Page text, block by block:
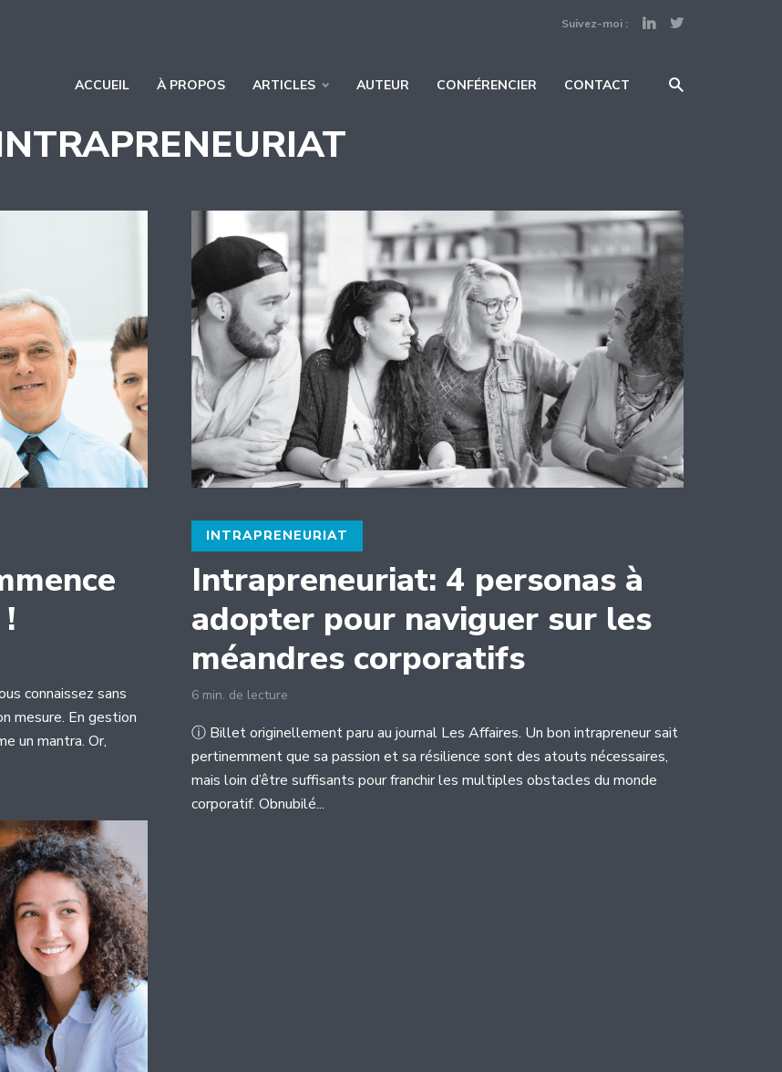
Suivez-moi :
ACCUEIL À PROPOS ARTICLES AUTEUR CONFÉRENCIER CONTACT
connaissez sans
mesure. En gestion
un mantra. Or,
INTRAPRENEURIAT
Intrapreneuriat: 4 personas à
adopter pour naviguer sur les
méandres corporatifs
6 min. de lecture
ⓘ Billet originellement paru au journal Les Affaires. Un bon intrapreneur sait
pertinemment que sa passion et sa résilience sont des atouts nécessaires,
mais loin d’être suffisants pour franchir les multiples obstacles du monde
corporatif. Obnubilé...